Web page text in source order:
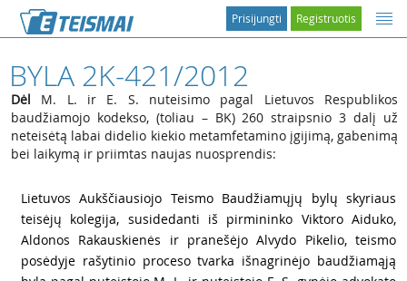
Registruotis
Prisijungti
BYLA 2K-421/2012
Dėl M. L. ir E. S. nuteisimo pagal Lietuvos Respublikos
baudžiamojo kodekso, (toliau – BK) 260 straipsnio 3 dalį už
neteisėtą labai didelio kiekio metamfetamino įgijimą, gabenimą
bei laikymą ir priimtas naujas nuosprendis:
Lietuvos Aukščiausiojo Teismo Baudžiamųjų bylų skyriaus
teisėjų kolegija, susidedanti iš pirmininko Viktoro Aiduko,
Aldonos Rakauskienės ir pranešėjo Alvydo Pikelio, teismo
posėdyje rašytinio proceso tvarka išnagrinėjo baudžiamąją